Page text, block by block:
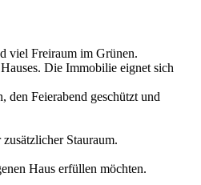
viel Freiraum im Grünen.
Die Immobilie eignet sich
den Feierabend geschützt und
Stauraum.
Haus erfüllen möchten.